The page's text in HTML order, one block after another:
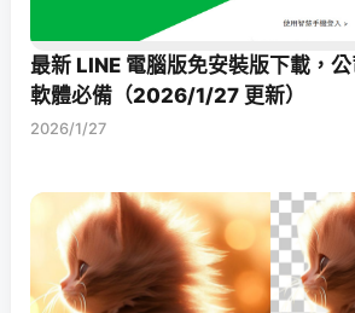
最新 LINE 電腦版免安裝版下載，
軟體必備（2026/1/27 更新）
2026/1/27